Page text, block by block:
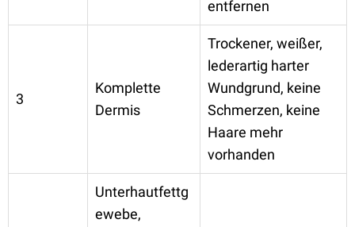
entfernen
3
Komplette
Dermis
Trockener, weißer,
lederartig harter
Wundgrund, keine
Schmerzen, keine
Haare mehr
vorhanden
Unterhautfettg
ewebe,